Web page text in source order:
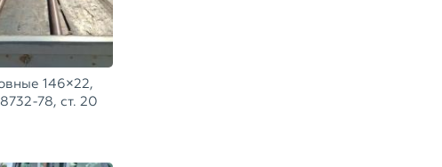
146×22,
78, ст. 20